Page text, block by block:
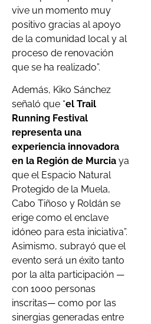
vive un momento muy
positivo gracias al apoyo
de la comunidad local y al
proceso de renovación
que se ha realizado”.
Además, Kiko Sánchez
señaló que “el Trail
Running Festival
representa una
experiencia innovadora
en la Región de Murcia ya
que el Espacio Natural
Protegido de la Muela,
Cabo Tiñoso y Roldán se
erige como el enclave
idóneo para esta iniciativa”.
Asimismo, subrayó que el
evento será un éxito tanto
por la alta participación —
con 1000 personas
inscritas— como por las
sinergias generadas entre